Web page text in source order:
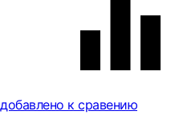
добавлено к сравению